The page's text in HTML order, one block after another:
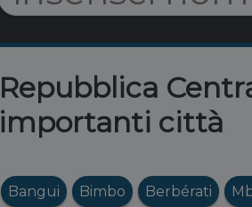
Repubblica
importanti città
Bangui Bimbo Berbérati